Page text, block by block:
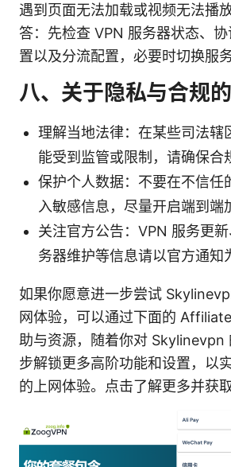
遇到页面无法加载或视频无法播
答：先检查 VPN 服务器状态、
置以及分流配置，必要时切换服务
八、关于隐私与合规
理解当地法律：在某些司法辖
能受到监管或限制，请确保合
保护个人数据：不要在不信任
入敏感信息，尽量开启端到端
关注官方公告：VPN 服务更
务器维护等信息请以官方通知
如果你愿意进一步尝试
网体验，可以通过下面的
助与资源，随着你对 Skylinevpn
步解锁更多高阶功能和设置，以
的上网体验。点击了解更多并获